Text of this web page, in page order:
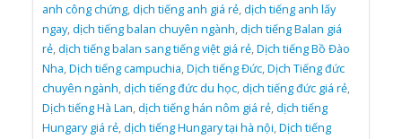
anh công chứng,dịch tiếng anh giá rẻ,dịch tiếng anh lấy
ngay,dịch tiếng balan chuyên ngành,dịch tiếng Balan giá
rẻ,dịch tiếng balan sang tiếng việt giá rẻ,Dịch tiếng Bồ Đào
Nha,Dịch tiếng campuchia,Dịch tiếng Đức,Dịch Tiếng đức
chuyên ngành,dịch tiếng đức du học,dịch tiếng đức giá rẻ,
Dịch tiếng Hà Lan,dịch tiếng hán nôm giá rẻ,dịch tiếng
Hungary giá rẻ,dịch tiếng Hungary tại hà nội,Dịch tiếng